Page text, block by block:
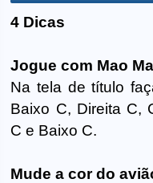
4 Dicas
Jogue com Mao
Na tela de título
Baixo C, Direita C,
C e Baixo C.
Mude a cor do